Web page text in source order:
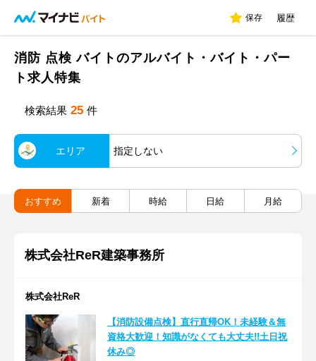
保存 履歴
消防 点検 バイトのアルバイト・バイト・パー
ト求人特集
検索結果 25 件
エリア 指定しない
おすすめ 新着 時給 日給 月給
株式会社ReR建築事務所
株式会社ReR
【消防設備点検】直行直帰OK！未経験＆無
資格大歓迎！知識がなくても大丈夫!!土日祝
休み◎